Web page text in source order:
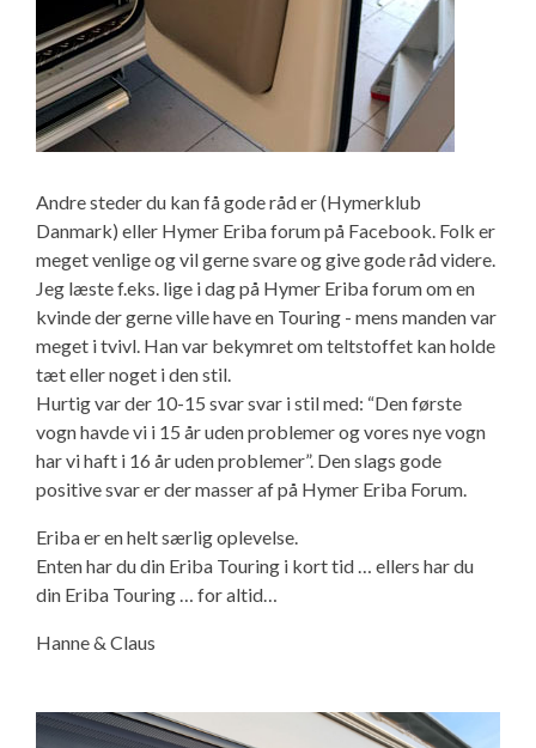
Andre steder du kan få gode råd er (Hymerklub
Danmark) eller Hymer Eriba forum på Facebook. Folk er
meget venlige og vil gerne svare og give gode råd videre.
Jeg læste f.eks. lige i dag på Hymer Eriba forum om en
kvinde der gerne ville have en Touring - mens manden var
meget i tvivl. Han var bekymret om teltstoffet kan holde
tæt eller noget i den stil.
Hurtig var der 10-15 svar svar i stil med: “Den første
vogn havde vi i 15 år uden problemer og vores nye vogn
har vi haft i 16 år uden problemer”. Den slags gode
positive svar er der masser af på Hymer Eriba Forum.
Eriba er en helt særlig oplevelse.
Enten har du din Eriba Touring i kort tid … ellers har du
din Eriba Touring … for altid…
Hanne & Claus